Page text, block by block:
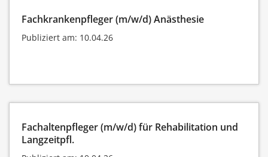
Fachkrankenpfleger (m/w/d) Anästhesie
Publiziert am: 10.04.26
Fachaltenpfleger (m/w/d) für Rehabilitation und
Langzeitpfl.